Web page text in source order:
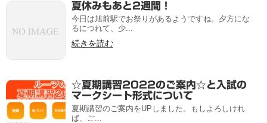
夏休みもあと2週間！
今日は旭前駅でお祭りがあるようですね。夕方にな
るにつれて、少...
続きを読む
☆夏期講習2022のご案内☆と入試の
マークシート形式について
夏期講習のご案内をUPしました。もしよろしけれ
ば、ご...